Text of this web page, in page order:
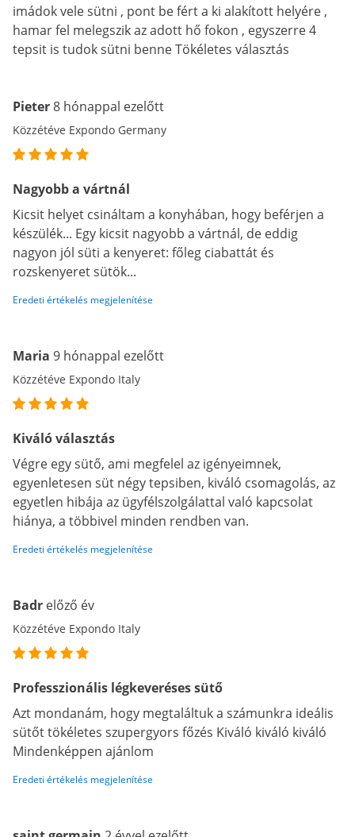
imádok vele sütni , pont be fért a ki alakított helyére ,
hamar fel melegszik az adott hő fokon , egyszerre 4
tepsit is tudok sütni benne Tökéletes választás
Pieter8 hónappal ezelőtt
Közzétéve Expondo Germany
Nagyobb a vártnál
Kicsit helyet csináltam a konyhában, hogy beférjen a
készülék... Egy kicsit nagyobb a vártnál, de eddig
nagyon jól süti a kenyeret: főleg ciabattát és
rozskenyeret sütök...
Eredeti értékelés megjelenítése
Maria 9 hónappal ezelőtt
Közzétéve Expondo Italy
Kiváló választás
Végre egy sütő, ami megfelel az igényeimnek,
egyenletesen süt négy tepsiben, kiváló csomagolás, az
egyetlen hibája az ügyfélszolgálattal való kapcsolat
hiánya, a többivel minden rendben van.
Eredeti értékelés megjelenítése
Badr előző év
Közzétéve Expondo Italy
Professzionális légkeveréses sütő
Azt mondanám, hogy megtaláltuk a számunkra ideális
sütőt tökéletes szupergyors főzés Kiváló kiváló kiváló
Mindenképpen ajánlom
Eredeti értékelés megjelenítése